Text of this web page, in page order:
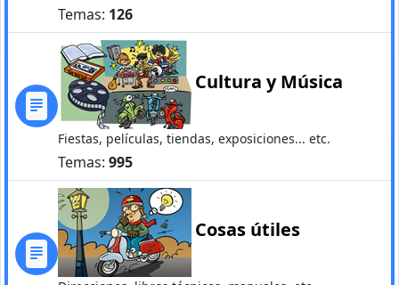
Temas: 126
Cultura y Música
Fiestas, películas, tiendas, exposiciones... etc.
Temas: 995
Cosas útiles